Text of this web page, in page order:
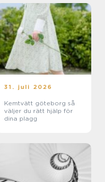
31. juli 2026
Kemtvätt göteborg så
väljer du rätt hjälp för
dina plagg